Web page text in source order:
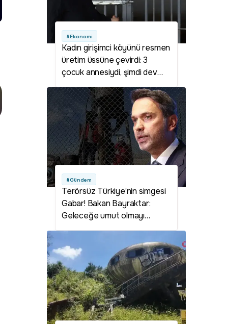
#Ekonomi
Kadın girişimci köyünü resmen
üretim üssüne çevirdi: 3
çocuk annesiydi, şimdi dev
#Gündem
Terörsüz Türkiye’nin simgesi
Gabar! Bakan Bayraktar:
Geleceğe umut olmayı